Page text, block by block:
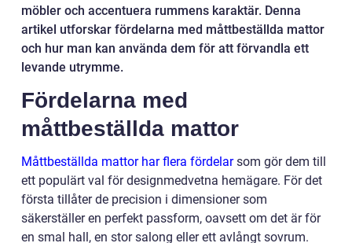
möbler och accentuera rummens karaktär. Denna
artikel utforskar fördelarna med måttbeställda mattor
och hur man kan använda dem för att förvandla ett
levande utrymme.
Fördelarna med
måttbeställda mattor
Måttbeställda mattor har flera fördelarsom gör dem till
ett populärt val för designmedvetna hemägare. För det
första tillåter de precision i dimensioner som
säkerställer en perfekt passform, oavsett om det är för
en smal hall, en stor salong eller ett avlångt sovrum.